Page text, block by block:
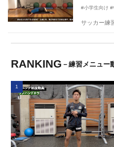
#小学生向け #
サッカー練
RANKING －練習メニュー
1